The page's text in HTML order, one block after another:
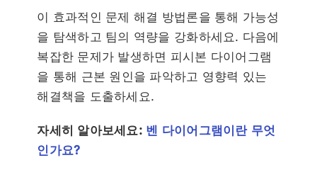
이 효과적인 문제 해결 방법론을 통해 가능성
을 탐색하고 팀의 역량을 강화하세요. 다음에
복잡한 문제가 발생하면 피시본 다이어그램
을 통해 근본 원인을 파악하고 영향력 있는
해결책을 도출하세요.
자세히 알아보세요: 벤 다이어그램이란 무엇
인가요?